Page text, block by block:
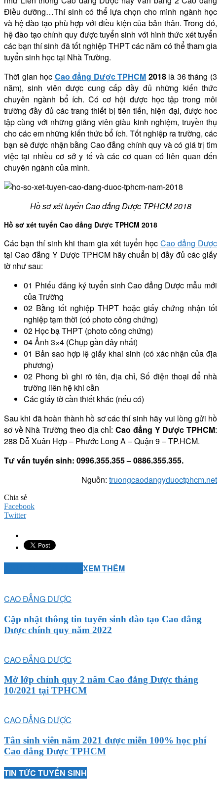
Điều dưỡng…Thí sinh có thể lựa chọn cho mình ngành học
và hệ đào tạo phù hợp với điều kiện của bản thân. Trong đó,
hệ đào tạo chính quy được tuyển sinh với hình thức xét tuyển
các bạn thí sinh đã tốt nghiệp THPT các năm có thể tham gia
tuyển sinh học tại Nhà Trường.
Thời gian học Cao đẳng Dược TPHCM 2018là 36 tháng (3
năm), sinh viên được cung cấp đầy đủ những kiến thức
chuyên ngành bổ ích. Có cơ hội được học tập trong môi
trường đầy đủ các trang thiết bị tiên tiến, hiện đại, được hoc
tập cùng với những giảng viên giàu kinh nghiệm, truyền thụ
cho các em những kiến thức bổ ích. Tốt nghiệp ra trường, các
bạn sẽ được nhận bằng Cao đẳng chính quy và có giá trị tìm
việc tại nhiều cơ sở y tế và các cơ quan có liên quan đến
chuyên ngành của mình.
Hồ sơ xét tuyển Cao đẳng Dược TPHCM 2018
Hồ sơ xét tuyển Cao đẳng Dược TPHCM 2018
Các bạn thí sinh khi tham gia xét tuyển học Cao đẳng Dược
tại Cao đẳng Y Dược TPHCM hãy chuẩn bị đầy đủ các giấy
tờ như sau:
01 Phiếu đăng ký tuyển sinh Cao đẳng Dược mẫu mới
của Trường
02 Bằng tốt nghiệp THPT hoặc giấy chứng nhận tốt
nghiệp tạm thời (có photo công chứng)
02 Học bạ THPT (photo công chứng)
04 Ảnh 3×4 (Chụp gần đây nhất)
01 Bản sao hợp lệ giấy khai sinh (có xác nhận của địa
phương)
02 Phong bì ghi rõ tên, địa chỉ, Số điện thoại để nhà
trường liên hệ khi cần
Các giấy tờ cần thiết khác (nếu có)
Sau khi đã hoàn thành hồ sơ các thí sinh hãy vui lòng gửi hồ
sơ về Nhà Trường theo địa chỉ:Cao đẳng Y Dược TPHCM:
288 Đỗ Xuân Hợp – Phước Long A – Quận 9 – TP.HCM.
Tư vấn tuyển sinh: 0996.355.355 – 0886.355.355.
Nguồn: truongcaodangyduoctphcm.net
Chia sẻ
Facebook
Twitter
XEM THÊM
CAO ĐẲNG DƯỢC
Cập nhật thông tin tuyển sinh đào tạo Cao đẳng
Dược chính quy năm 2022
CAO ĐẲNG DƯỢC
Mở lớp chính quy 2 năm Cao đẳng Dược tháng
10/2021 tại TPHCM
CAO ĐẲNG DƯỢC
Tân sinh viên năm 2021 được miễn 100% học phí
Cao đẳng Dược TPHCM
TIN TỨC TUYỂN SINH